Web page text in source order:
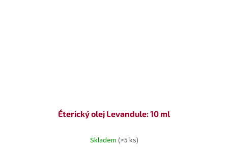
Éterický olej Levandule: 10 ml
Skladem (>5 ks)